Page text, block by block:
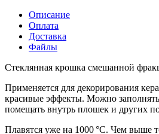
Описание
Оплата
Доставка
Файлы
Стеклянная крошка смешанной
Применяется для декорирования
красивые эффекты. Можно
помещать внутрь плошек и других
Плавятся уже на 1000 °C. Чем выше